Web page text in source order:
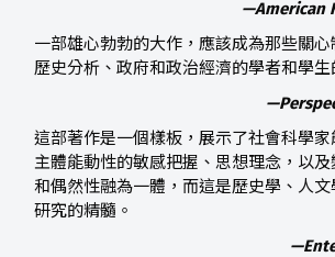
—American
一部雄心勃勃的大作，應該成為那些關
歷史分析、政府和政治經濟的學者和學生
這部著作是一個樣板，展示了社會科學
主體能動性的敏感把握、思想理念，以
和偶然性融為一體，而這是歷史學、人
研究的精髓。